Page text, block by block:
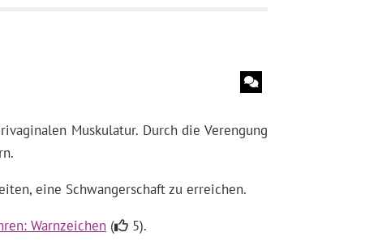
Muskulatur. Durch die Verengung
eine Schwangerschaft zu erreichen.
Warnzeichen ( 5).